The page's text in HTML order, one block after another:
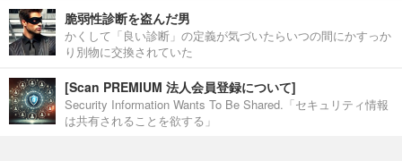
脆弱性診断を盗んだ男
かくして「良い診断」の定義が気づいたらいつの間にかすっか
り別物に交換されていた
[Scan PREMIUM 法人会員登録について]
Security Information Wants To Be Shared.「セキュリティ情報
は共有されることを欲する」